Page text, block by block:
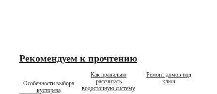
Рекомендуем к прочтению
Особенности выбора
кустореза
Как правильно
рассчитать
водосточную систему
Ремонт домов под
ключ